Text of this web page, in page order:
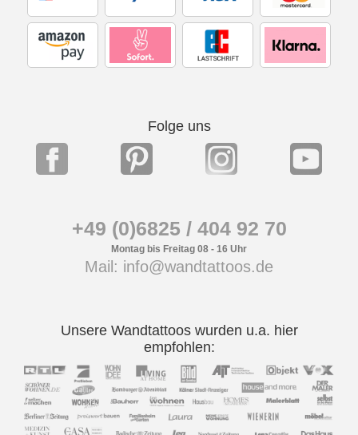
Folge uns
+49 (0)6825 / 404 92 70
Montag bis Freitag 08 - 16 Uhr
Mail: info@wandtattoos.de
Unsere Wandtattoos wurden u.a. hier
empfohlen: